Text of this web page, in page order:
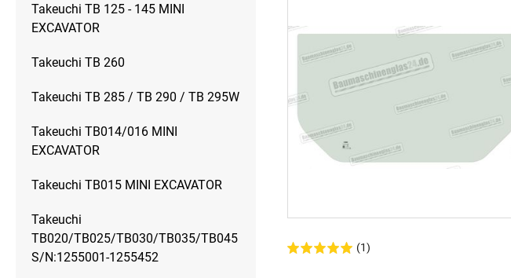
Takeuchi TB 125 - 145 MINI
EXCAVATOR
Takeuchi TB 260
Takeuchi TB 285 / TB 290 / TB 295W
Takeuchi TB014/016 MINI
EXCAVATOR
Takeuchi TB015 MINI EXCAVATOR
Takeuchi
TB020/TB025/TB030/TB035/TB045
S/N:1255001-1255452
(1)